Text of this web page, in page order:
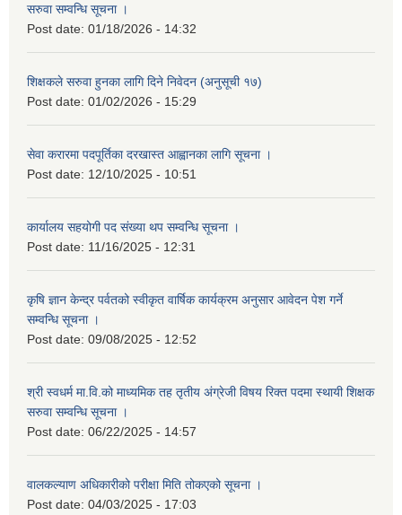
सरुवा सम्वन्धि सूचना ।
Post date: 01/18/2026 - 14:32
शिक्षकले सरुवा हुनका लागि दिने निवेदन (अनुसूची १७)
Post date: 01/02/2026 - 15:29
सेवा करारमा पदपूर्तिका दरखास्त आह्वानका लागि सूचना ।
Post date: 12/10/2025 - 10:51
कार्यालय सहयोगी पद संख्या थप सम्वन्धि सूचना ।
Post date: 11/16/2025 - 12:31
कृषि ज्ञान केन्द्र पर्वतको स्वीकृत वार्षिक कार्यक्रम अनुसार आवेदन पेश गर्ने
सम्वन्धि सूचना ।
Post date: 09/08/2025 - 12:52
श्री स्वधर्म मा.वि.को माध्यमिक तह तृतीय अंग्रेजी विषय रिक्त पदमा स्थायी शिक्षक
सरुवा सम्वन्धि सूचना ।
Post date: 06/22/2025 - 14:57
वालकल्याण अधिकारीको परीक्षा मिति तोकएको सूचना ।
Post date: 04/03/2025 - 17:03